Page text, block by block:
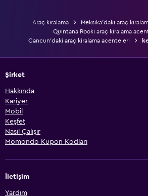
Araç kiralama
Meksika'daki araç
Quintana Rooki araç kiralama
Cancun'daki araç kiralama acenteleri
Şirket
Hakkında
Kariyer
Mobil
Keşfet
Nasıl Çalışır
Momondo Kupon Kodları
İletişim
Yardım